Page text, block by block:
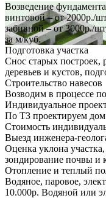
Возведение фундамента
винтовой – от 2000р./
забивной – от 3000р./
за м/куб.
Подготовка участка
Снос старых построек,
деревьев и кустов,
Строительство навесов
Возводим в процессе
Индивидуальное
По ТЗ проектируем
Стоимость
Выезд инженера-
Оценка уклона
зондирование почвы и
Отопление и теплый
Водяное, паровое,
10.000р. Водяной или